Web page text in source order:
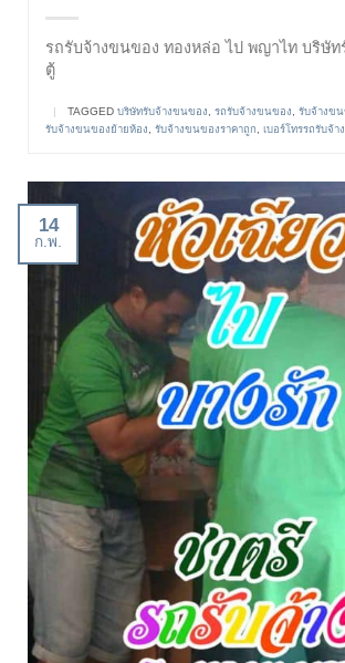
รถรับจ้างขนของ ทองหล่อ ไป พญาไท บริษัท
ตู้
| TAGGED บริษัทรับจ้างขนของ รถรับจ้างขนของ รับจ้างข
รับจ้างขนของย้ายห้อง
รับจ้างขนของราคาถูก เบอร์โทรรถรับจ้า
14
ก.พ.